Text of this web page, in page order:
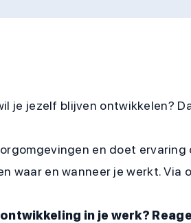
je jezelf blijven ontwikkelen?
en doet
waar en wanneer je werkt. Via
in je werk?